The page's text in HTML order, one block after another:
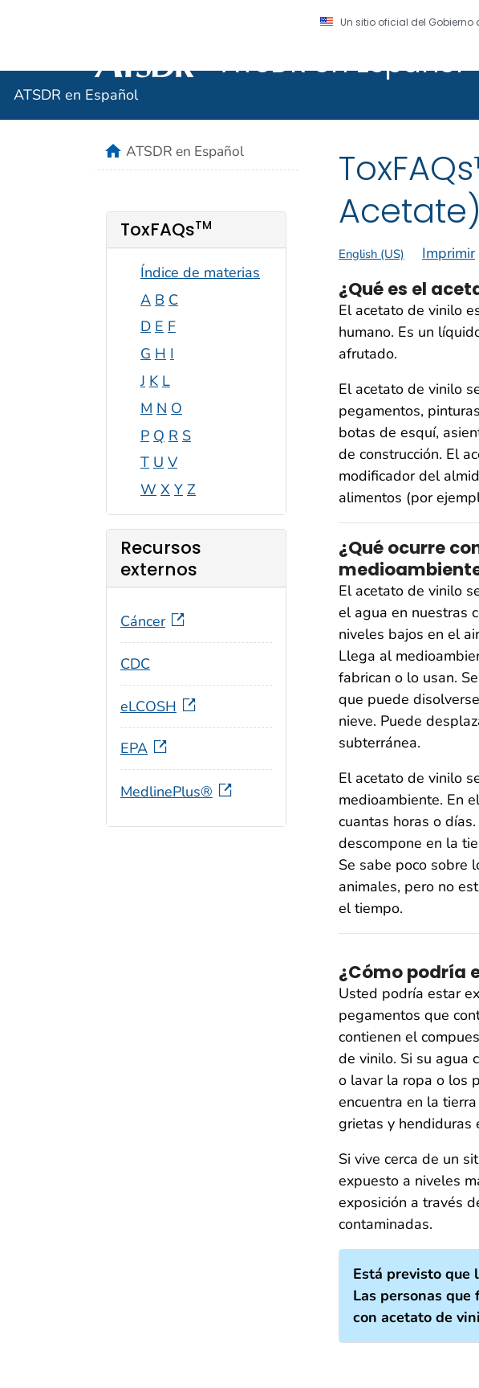
Un sitio oficial del Gobierno
ATSDR en Español
ATSDR en Español
Acetate)
English (US) Imprimir
¿Qué es el
El acetato de vinilo
humano. Es un
afrutado.
El acetato de vinilo
pegamentos,
botas de esquí,
de construcción. El
modificador del
alimentos (por
¿Qué ocurre
El acetato de vinilo
el agua en nuestras
niveles bajos en el
Llega al
fabrican o lo usan.
que puede
nieve. Puede
subterránea.
El acetato de vinilo
medioambiente. En
cuantas horas o
descompone en la
Se sabe poco sobre
animales, pero no
el tiempo.
¿Cómo podría
Usted podría estar
pegamentos que
contienen el
de vinilo. Si su agua
o lavar la ropa o los
encuentra en la
grietas y hendiduras
Si vive cerca de un
expuesto a niveles
exposición a través
contaminadas.
Está previsto que
Las personas
con acetato de
homeATSDR en Español
ToxFAQsTM
Índice de materias
A B C
D E F
G H I
J K L
M N O
P Q R S
T U V
W X Y Z
Recursos
externos
Cáncer
CDC
eLCOSH
EPA
MedlinePlus®